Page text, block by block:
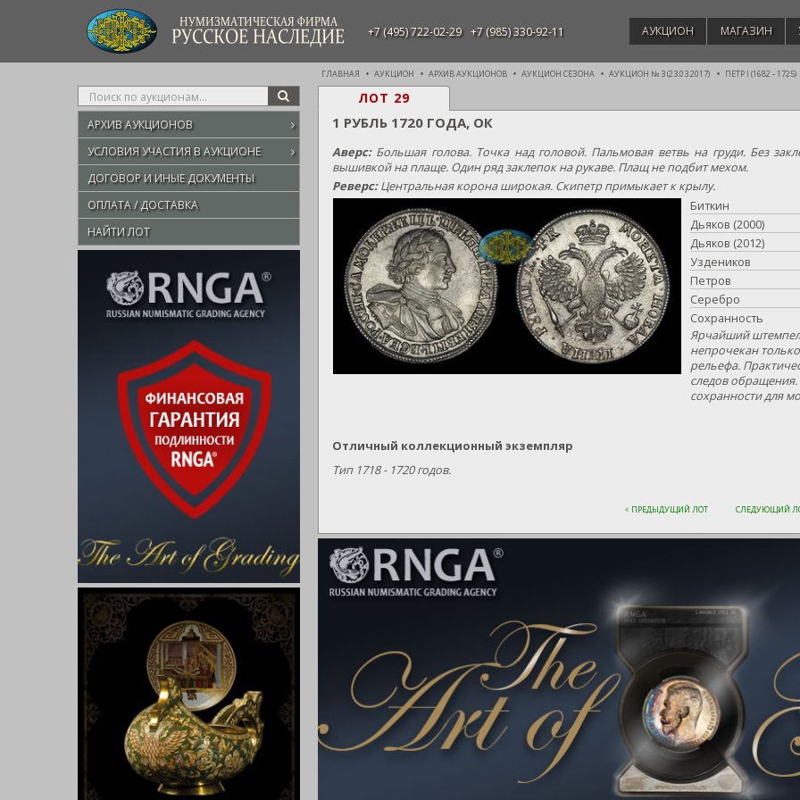
НУМИЗМАТИЧЕСКАЯ ФИРМА
РУССКОЕ НАСЛЕДИЕ +7 (495) 722-02-29 +7 (985) 330-92-11 АУКЦИОН МАГАЗИН
ГЛАВНАЯ АУКЦИОН АРХИВ АУКЦИОНОВ АУКЦИОН СЕЗОНА АУКЦИОН № 3 (23.03.2017) ПЕТР I (1682 - 1725)
Type
your
search
here
SEARCH
АРХИВ АУКЦИОНОВ
УСЛОВИЯ УЧАСТИЯ В АУКЦИОНЕ
ДОГОВОР И ИНЫЕ ДОКУМЕНТЫ
ОПЛАТА / ДОСТАВКА
НАЙТИ ЛОТ
ЛОТ 29
1 РУБЛЬ 1720 ГОДА, ОК
Аверс:Большая голова. Точка над головой. Пальмовая ветвь на груди. Без
вышивкой на плаще. Один ряд заклепок на рукаве. Плащ не подбит мехом.
Реверс:Центральная корона широкая. Скипетр примыкает к крылу.
Биткин
Дьяков (2000)
Дьяков (2012)
Уздеников
Петров
Серебро
Сохранность
Ярчайший
непрочекан
рельефа.
следов
сохранности для
Отличный коллекционный экземпляр
Тип 1718 - 1720 годов.
< ПРЕДЫДУЩИЙ ЛОТ СЛЕДУЮЩИЙ